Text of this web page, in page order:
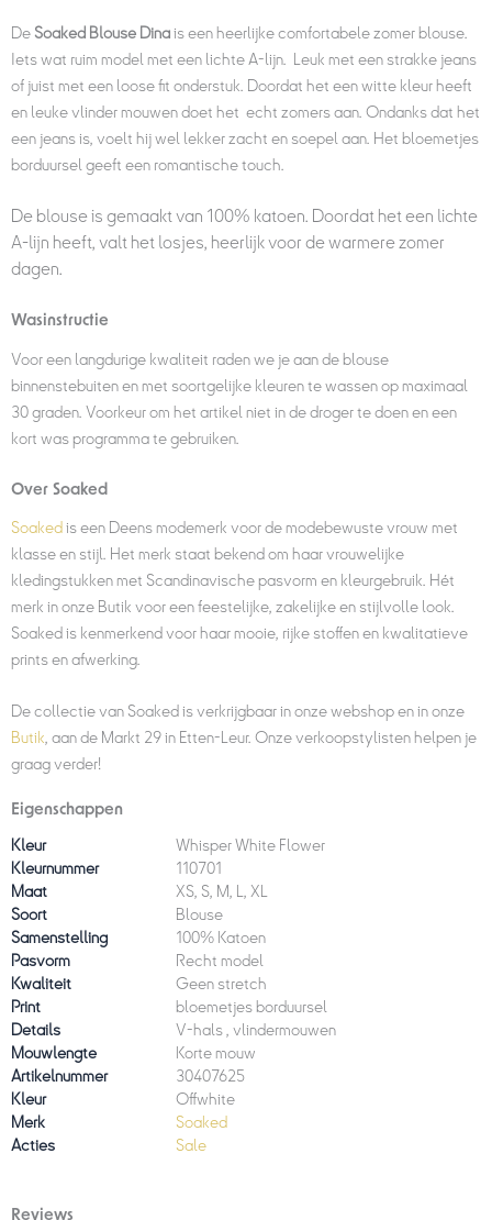
De Soaked Blouse Dinais een heerlijke comfortabele zomer blouse.
Iets wat ruim model met een lichte A-lijn. Leuk met een strakke jeans
of juist met een loose fit onderstuk. Doordat het een witte kleur heeft
en leuke vlinder mouwen doet het echt zomers aan. Ondanks dat het
een jeans is, voelt hij wel lekker zacht en soepel aan. Het bloemetjes
borduursel geeft een romantische touch.
De blouse is gemaakt van 100% katoen. Doordat het een lichte
A-lijn heeft, valt het losjes, heerlijk voor de warmere zomer
dagen.
Wasinstructie
Voor een langdurige kwaliteit raden we je aan de blouse
binnenstebuiten en met soortgelijke kleuren te wassen op maximaal
30 graden. Voorkeur om het artikel niet in de droger te doen en een
kort was programma te gebruiken.
Over Soaked
Soaked is een Deens modemerk voor de modebewuste vrouw met
klasse en stijl. Het merk staat bekend om haar vrouwelijke
kledingstukken met Scandinavische pasvorm en kleurgebruik. Hét
merk in onze Butik voor een feestelijke, zakelijke en stijlvolle look.
Soaked is kenmerkend voor haar mooie, rijke stoffen en kwalitatieve
prints en afwerking.
De collectie van Soaked is verkrijgbaar in onze webshop en in onze
Butik, aan de Markt 29 in Etten-Leur. Onze verkoopstylisten helpen je
graag verder!
Eigenschappen
Kleur
Whisper White Flower
Kleurnummer
110701
Maat
XS, S, M, L, XL
Soort
Blouse
Samenstelling
100% Katoen
Pasvorm
Recht model
Kwaliteit
Geen stretch
Print
bloemetjes borduursel
Details
V-hals , vlindermouwen
Mouwlengte
Korte mouw
Artikelnummer
30407625
Kleur
Offwhite
Merk
Soaked
Acties
Sale
Reviews